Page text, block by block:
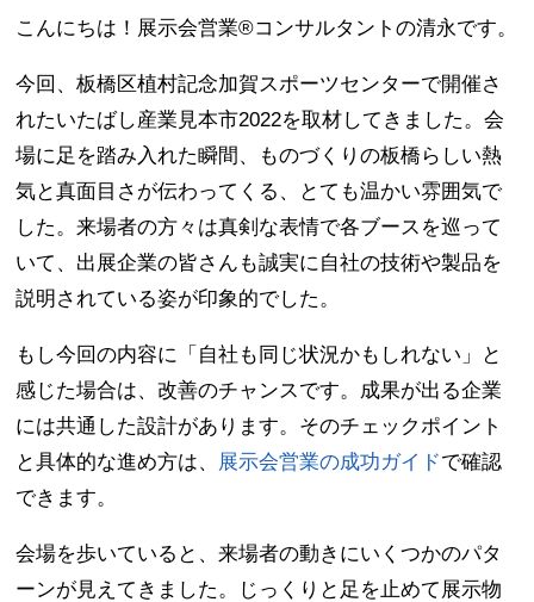
こんにちは！展示会営業®コンサルタントの清永です。
今回、板橋区植村記念加賀スポーツセンターで開催さ
れたいたばし産業見本市2022を取材してきました。会
場に足を踏み入れた瞬間、ものづくりの板橋らしい熱
気と真面目さが伝わってくる、とても温かい雰囲気で
した。来場者の方々は真剣な表情で各ブースを巡って
いて、出展企業の皆さんも誠実に自社の技術や製品を
説明されている姿が印象的でした。
もし今回の内容に「自社も同じ状況かもしれない」と
感じた場合は、改善のチャンスです。成果が出る企業
には共通した設計があります。そのチェックポイント
と具体的な進め方は、 展示会営業の成功ガイドで確認
できます。
会場を歩いていると、来場者の動きにいくつかのパタ
ーンが見えてきました。じっくりと足を止めて展示物